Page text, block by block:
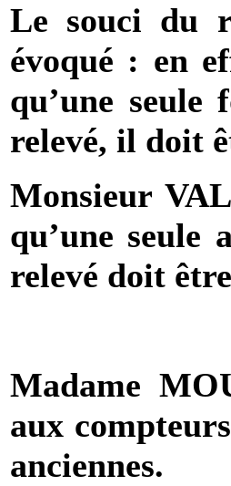
Le souci du
évoqué : en
qu’une
relevé, il doit
Monsieur
qu’une seule
relevé doit
Madame
aux
anciennes.